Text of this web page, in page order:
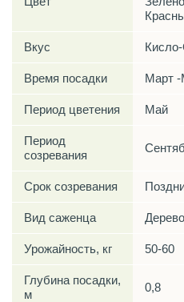
Вкус
Время посадки Март
Период цветения Май
Период
созревания
Срок созревания
Вид саженца Дерево
Урожайность, кг 50-60
Глубина посадки,
м
0,8